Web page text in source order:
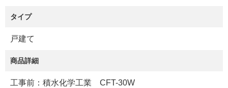
タイプ
戸建て
商品詳細
工事前：積水化学工業 CFT-30W